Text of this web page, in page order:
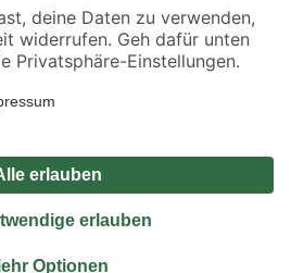
MwSt.. Die dargestellten Angebote sind unter
Die angegebenen Verfügbarkeiten beziehen
gilt nicht für Artikel mit Speditionsversand, hier
Impressum
Vertrag widerrufen